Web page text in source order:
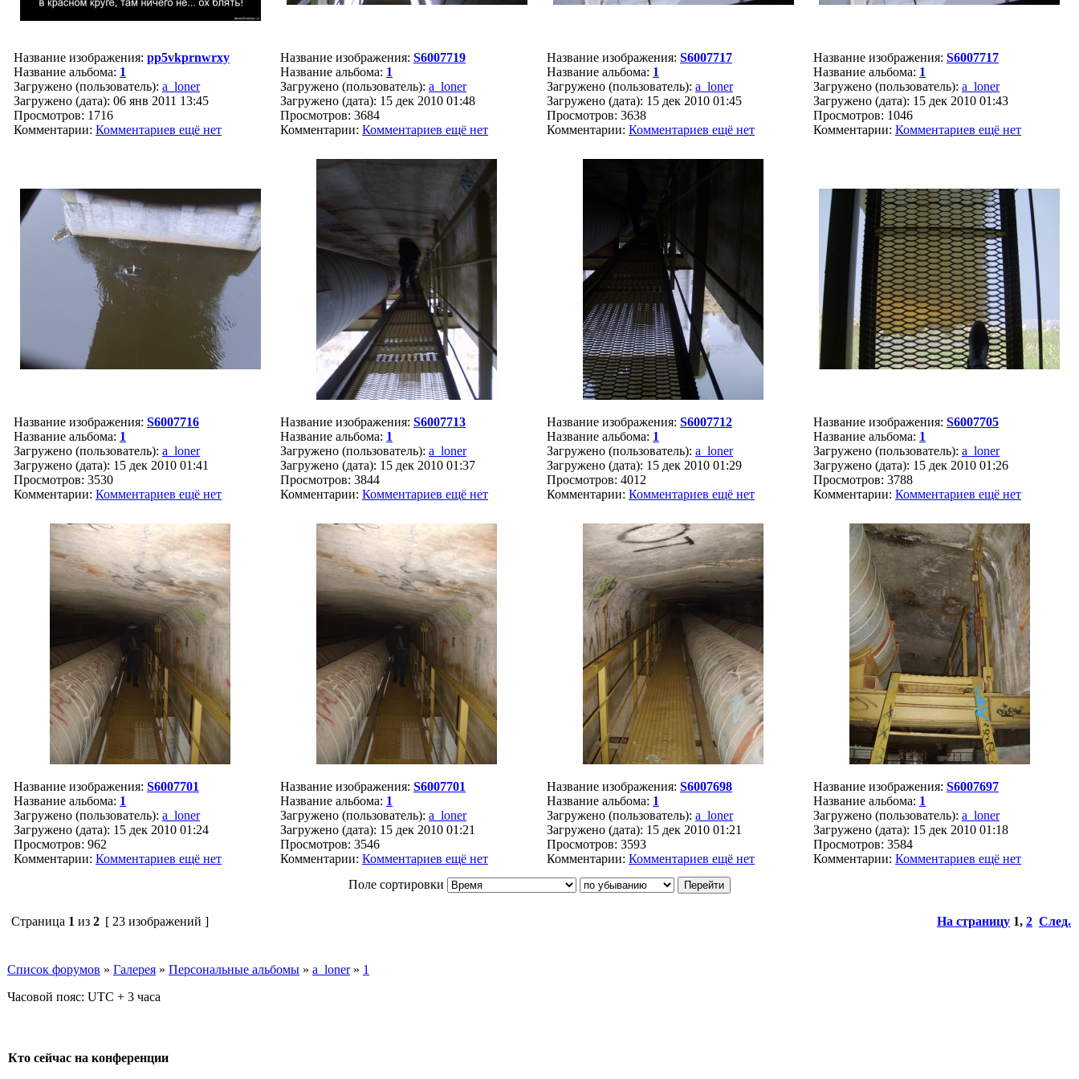
Название изображения: pp5vkprnwrxy
Название альбома: 1
Загружено (пользователь): a_loner
Загружено (дата): 06 янв 2011 13:45
Просмотров: 1716
Комментарии: Комментариев ещё нет
Название изображения: S6007719
Название альбома: 1
Загружено (пользователь): a_loner
Загружено (дата): 15 дек 2010 01:48
Просмотров: 3684
Комментарии: Комментариев ещё нет
Название изображения: S6007717
Название альбома: 1
Загружено (пользователь): a_loner
Загружено (дата): 15 дек 2010 01:45
Просмотров: 3638
Комментарии: Комментариев ещё нет
Название изображения: S6007717
Название альбома: 1
Загружено (пользователь): a_loner
Загружено (дата): 15 дек 2010 01:43
Просмотров: 1046
Комментарии: Комментариев ещё нет
Название изображения: S6007716
Название альбома: 1
Загружено (пользователь): a_loner
Загружено (дата): 15 дек 2010 01:41
Просмотров: 3530
Комментарии: Комментариев ещё нет
Название изображения: S6007713
Название альбома: 1
Загружено (пользователь): a_loner
Загружено (дата): 15 дек 2010 01:37
Просмотров: 3844
Комментарии: Комментариев ещё нет
Название изображения: S6007712
Название альбома: 1
Загружено (пользователь): a_loner
Загружено (дата): 15 дек 2010 01:29
Просмотров: 4012
Комментарии: Комментариев ещё нет
Название изображения: S6007705
Название альбома: 1
Загружено (пользователь): a_loner
Загружено (дата): 15 дек 2010 01:26
Просмотров: 3788
Комментарии: Комментариев ещё нет
Название изображения: S6007701
Название альбома: 1
Загружено (пользователь): a_loner
Загружено (дата): 15 дек 2010 01:24
Просмотров: 962
Комментарии: Комментариев ещё нет
Название изображения: S6007701
Название альбома: 1
Загружено (пользователь): a_loner
Загружено (дата): 15 дек 2010 01:21
Просмотров: 3546
Комментарии: Комментариев ещё нет
Название изображения: S6007698
Название альбома: 1
Загружено (пользователь): a_loner
Загружено (дата): 15 дек 2010 01:21
Просмотров: 3593
Комментарии: Комментариев ещё нет
Название изображения: S6007697
Название альбома: 1
Загружено (пользователь): a_loner
Загружено (дата): 15 дек 2010 01:18
Просмотров: 3584
Комментарии: Комментариев ещё нет
Поле сортировки
Страница 1 из 2 [ 23 изображений ] На страницу 1, 2 След.
Список форумов » Галерея » Персональные альбомы » a_loner» 1
Часовой пояс: UTC + 3 часа
Кто сейчас на конференции